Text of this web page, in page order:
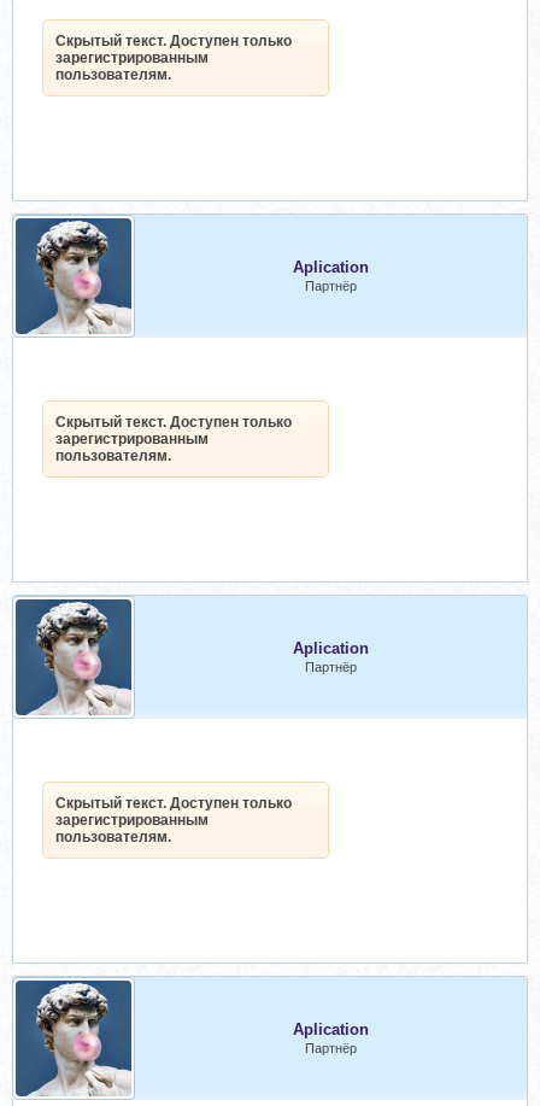
Скрытый текст. Доступен только
зарегистрированным
пользователям.
Aplication
Партнёр
Скрытый текст. Доступен только
зарегистрированным
пользователям.
Aplication
Партнёр
Скрытый текст. Доступен только
зарегистрированным
пользователям.
Aplication
Партнёр